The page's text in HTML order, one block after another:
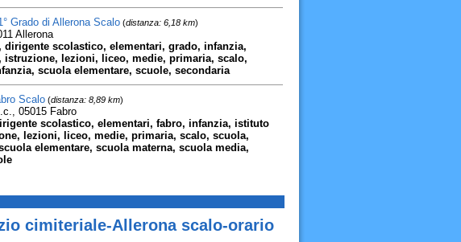
Grado di Allerona Scalo(distanza: 6,18 km)
Allerona
dirigente scolastico, elementari, grado, infanzia,
lezioni, liceo, medie, primaria, scalo,
scuola elementare, scuole, secondaria
Scalo(distanza: 8,89 km)
05015 Fabro
scolastico, elementari, fabro, infanzia, istituto
lezioni, liceo, medie, primaria, scalo, scuola,
elementare, scuola materna, scuola media,
cimiteriale-Allerona scalo-orario